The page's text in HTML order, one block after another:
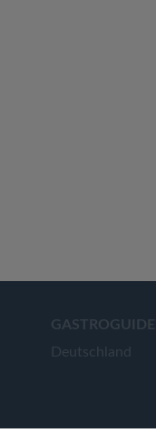
GASTROGUIDE
Deutschland